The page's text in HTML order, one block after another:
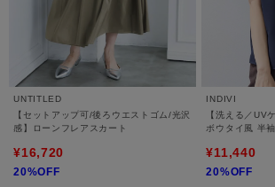
UNTITLED
【セットアップ可/後ろウエストゴム/光沢
感】ローンフレアスカート
¥16,720
20%OFF
INDIVI
【洗える／UV
ボウタイ風 半
¥11,440
20%OFF